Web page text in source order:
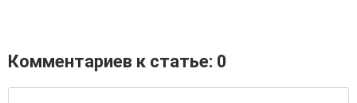
Комментариев к статье: 0